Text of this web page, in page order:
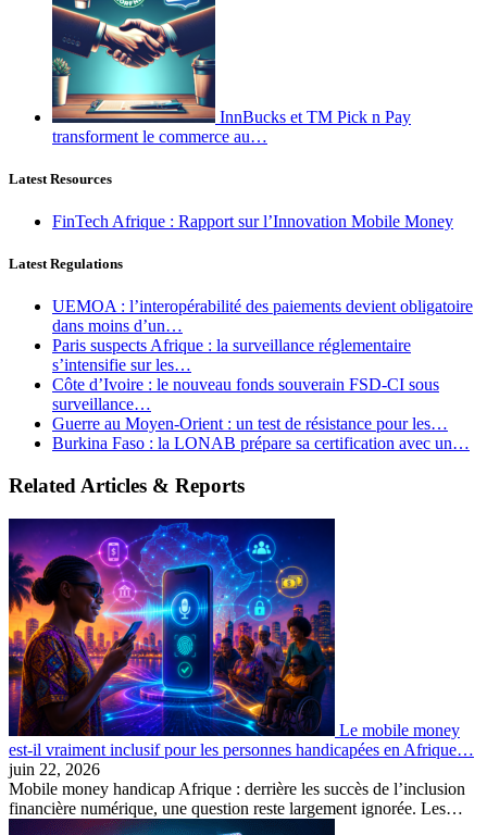
InnBucks et TM Pick n Pay
transforment le commerce au…
Latest Resources
FinTech Afrique : Rapport sur l’Innovation Mobile Money
Latest Regulations
UEMOA : l’interopérabilité des paiements devient obligatoire
dans moins d’un…
Paris suspects Afrique : la surveillance réglementaire
s’intensifie sur les…
Côte d’Ivoire : le nouveau fonds souverain FSD-CI sous
surveillance…
Guerre au Moyen-Orient : un test de résistance pour les…
Burkina Faso : la LONAB prépare sa certification avec un…
Related Articles & Reports
Le mobile money
est-il vraiment inclusif pour les personnes handicapées en Afrique…
juin 22, 2026
Mobile money handicap Afrique : derrière les succès de l’inclusion
financière numérique, une question reste largement ignorée. Les…